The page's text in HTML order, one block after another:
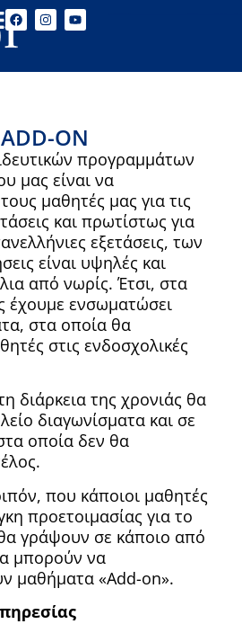
ON
προγραμμάτων
μας είναι να
μαθητές μας για τις
και πρωτίστως για
εξετάσεις, των
είναι υψηλές και
από νωρίς. Έτσι, στα
έχουμε ενσωματώσει
στα οποία θα
στις ενδοσχολικές
διάρκεια της χρονιάς θα
διαγωνίσματα και σε
οποία δεν θα
που κάποιοι μαθητές
προετοιμασίας για το
γράψουν σε κάποιο από
μπορούν να
μαθήματα «Add-on».